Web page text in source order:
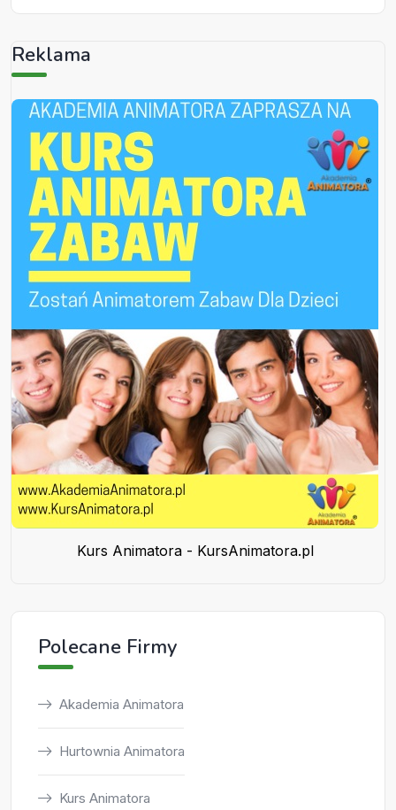
Reklama
Kurs Animatora - KursAnimatora.pl
Polecane Firmy
Akademia Animatora
Hurtownia Animatora
Kurs Animatora